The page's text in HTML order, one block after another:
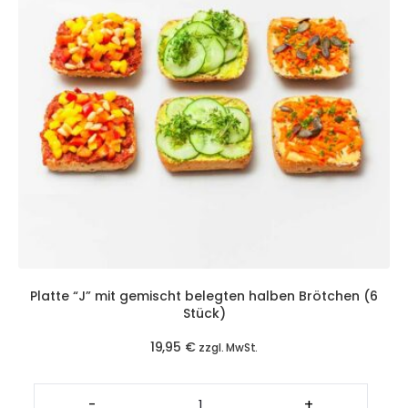
Platte “J” mit gemischt belegten halben Brötchen (6
Stück)
19,95 € zzgl. MwSt.
Platte
"J"